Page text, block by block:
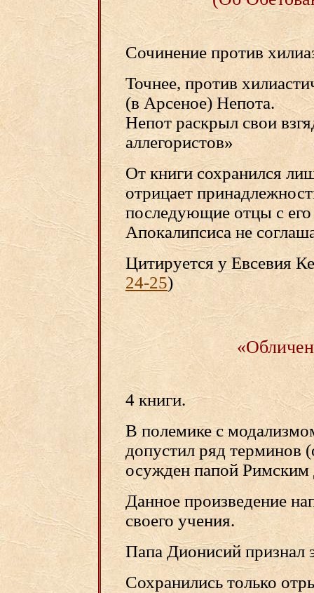
Сочинение против
Точнее, против
(в Арсеное) Непота.
Непот раскрыл свои
аллегористов»
От книги сохранился
отрицает
последующие отцы с
Апокалипсиса не
Цитируется у Евсевия
24-25)
4 книги.
В полемике с
допустил ряд терминов
осужден папой
Данное произведение
своего учения.
Папа Дионисий признал
Сохранились только